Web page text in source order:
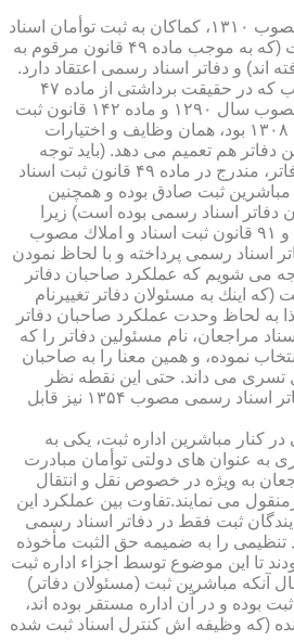
قانون ثبت اسناد و املاك مصوب ۱۳۱۰، كماكان به ثبت توأمان اسناد
رسمی توسط مباشرین ثبت (كه به موجب ماده ۴۹ قانون مرقوم به
اند) و دفاتر اسناد رسمی اعتقاد دارد.
ماده ۴۹ قانون جدیدالتصویب كه در حقیقت برداشتی از ماده ۴۷
قانون ثبت اسناد و املاك مصوب سال ۱۲۹۰ و ماده ۱۴۲ قانون ثبت
اسناد و املاك مصوب سال ۱۳۰۸ بود، همان وظایف و اختیارات
دفاتر هم تعمیم می دهد. (باید توجه
نمود كه معنای مسئولین دفاتر، مندرج در ماده ۴۹ قانون ثبت اسناد
۱۳۱۰، بدواً بر مباشرین ثبت صادق بوده و همچنین
دفاتر اسناد رسمی بوده است) زیرا
همان قانونگذار در مواد ۸۱ و ۹۱ قانون ثبت اسناد و املاك مصوب
اسناد رسمی پرداخته و با لحاظ نمودن
متوجه می شویم كه عملكرد صاحبان دفاتر
اینك به مسئولان دفاتر تغییرنام
به لحاظ وحدت عملكرد صاحبان دفاتر
مراجعان، نام مسئولین دفاتر را كه
نموده، و همین معنا را به صاحبان
تسری می داند. حتی این نقطه نظر
بعدها در ماده ۲۹ قانون دفاتر اسناد رسمی مصوب ۱۳۵۴ نیز قابل
كنار مباشرین اداره ثبت، یكی به
به عنوان های دولتی توأمان مبادرت
به ویژه در خصوص نقل و انتقال
می نمایند.تفاوت بین عملكرد این
ثبت فقط در دفاتر اسناد رسمی
تنظیمی را به ضمیمه حق الثبت مأخوذه
تا این موضوع توسط اجزاء اداره ثبت
آنكه مباشرین ثبت (مسئولان دفاتر)
بوده و در آن اداره مستقر بوده اند،
(كه وظیفه اش كنترل اسناد ثبت شده